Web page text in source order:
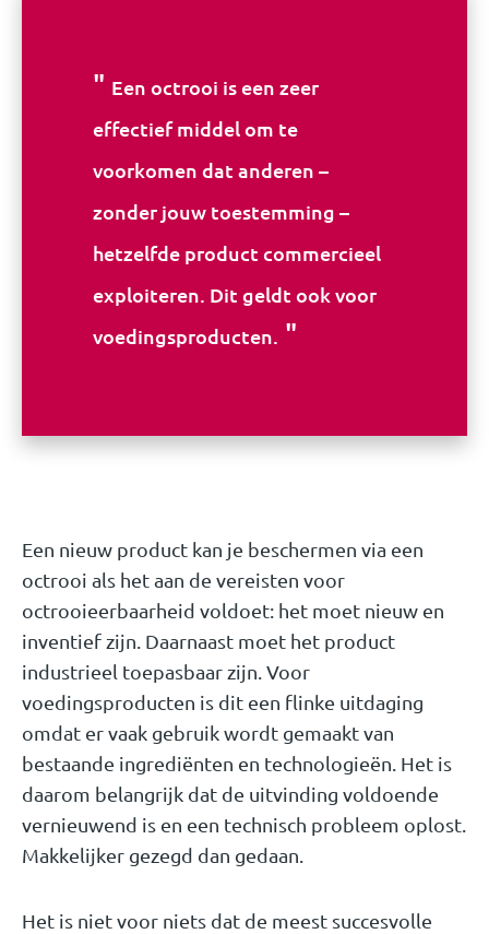
Een octrooi is een zeer
effectief middel om te
voorkomen dat anderen –
zonder jouw toestemming –
hetzelfde product commercieel
exploiteren. Dit geldt ook voor
voedingsproducten.
Een nieuw product kan je beschermen via een
octrooi als het aan de vereisten voor
octrooieerbaarheid voldoet: het moet nieuw en
inventief zijn. Daarnaast moet het product
industrieel toepasbaar zijn. Voor
voedingsproducten is dit een flinke uitdaging
omdat er vaak gebruik wordt gemaakt van
bestaande ingrediënten en technologieën. Het is
daarom belangrijk dat de uitvinding voldoende
vernieuwend is en een technisch probleem oplost.
Makkelijker gezegd dan gedaan.
Het is niet voor niets dat de meest succesvolle